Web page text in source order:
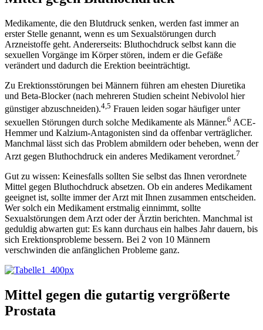
Medikamente, die den Blutdruck senken, werden fast immer an
erster Stelle genannt, wenn es um Sexualstörungen durch
Arzneistoffe geht. Andererseits: Bluthochdruck selbst kann die
sexuellen Vorgänge im Körper stören, indem er die Gefäße
verändert und dadurch die Erektion beeinträchtigt.
Zu Erektionsstörungen bei Männern führen am ehesten Diuretika
und Beta-Blocker (nach mehreren Studien scheint Nebivolol hier
günstiger abzuschneiden).4,5 Frauen leiden sogar häufiger unter
sexuellen Störungen durch solche Medikamente als Männer.6 ACE-
Hemmer und Kalzium-Antagonisten sind da offenbar verträglicher.
Manchmal lässt sich das Problem abmildern oder beheben, wenn der
Arzt gegen Bluthochdruck ein anderes Medikament verordnet.7
Gut zu wissen: Keinesfalls sollten Sie selbst das Ihnen verordnete
Mittel gegen Bluthochdruck absetzen. Ob ein anderes Medikament
geeignet ist, sollte immer der Arzt mit Ihnen zusammen entscheiden.
Wer ­solch ein Medikament erstmalig einnimmt, sollte
Sexualstörungen dem Arzt oder der Ärztin berichten. Manchmal ist
geduldig abwarten gut: Es kann durchaus ein halbes Jahr dauern, bis
sich Erektionsprobleme bessern. Bei 2 von 10 Männern
verschwinden die anfänglichen Probleme ganz.
Mittel gegen die gutartig vergrößerte
Prostata